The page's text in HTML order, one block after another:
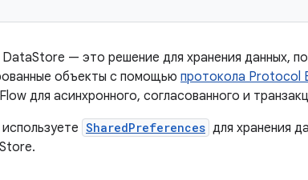
— это решение для хранения данных,
объекты с помощью протокола Protocol
для асинхронного, согласованного и
SharedPreferences для хранения